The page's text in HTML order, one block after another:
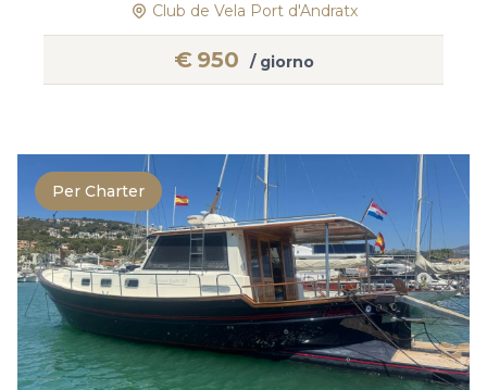
Club de Vela Port d'Andratx
€ 950 / giorno
Per Charter